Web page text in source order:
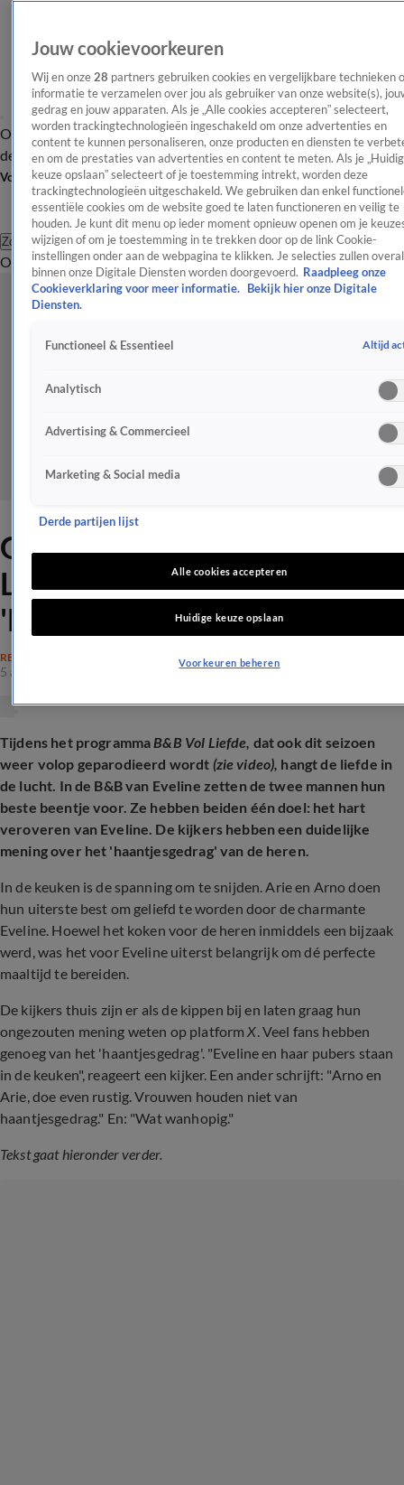
OverzichtAfleveringen Entertainment TV Algemeen
Tip
de redactieNieuwsbrief
Volg Shownieuws
Zoeken
OverzichtEntertainmentSpraakmakendRealityCrimeVideo's
Grote irritatie bij B&B Vol
Liefde-kijkers:
'Haantjesgedrag'
REALITY
5 aug 2025, 22:10
Tijdens het programmaB&B Vol Liefde, dat ook dit seizoen
weer volop geparodieerd wordt (zie video), hangt de liefde in
de lucht. In de B&B van Eveline zetten de twee mannen hun
beste beentje voor. Ze hebben beiden één doel: het hart
veroveren van Eveline. De kijkers hebben een duidelijke
mening over het 'haantjesgedrag' van de heren.
In de keuken is de spanning om te snijden. Arie en Arno doen
hun uiterste best om geliefd te worden door de charmante
Eveline. Hoewel het koken voor de heren inmiddels een bijzaak
werd, was het voor Eveline uiterst belangrijk om dé perfecte
maaltijd te bereiden.
De kijkers thuis zijn er als de kippen bij en laten graag hun
ongezouten mening weten op platformX. Veel fans hebben
genoeg van het 'haantjesgedrag'. "Eveline en haar pubers staan
in de keuken", reageert een kijker. Een ander schrijft: "Arno en
Arie, doe even rustig. Vrouwen houden niet van
haantjesgedrag." En: "Wat wanhopig."
Tekst gaat hieronder verder.
Jouw cookievoorkeuren
Wij en onze 28 partners gebruiken cookies en vergelijkbare technieken
informatie te verzamelen over jou als gebruiker van onze website(s),
gedrag en jouw apparaten. Als je „Alle cookies accepteren” selecteert,
worden trackingtechnologieën ingeschakeld om onze advertenties en
content te kunnen personaliseren, onze producten en diensten te
en om de prestaties van advertenties en content te meten. Als je
keuze opslaan” selecteert of je toestemming intrekt, worden deze
trackingtechnologieën uitgeschakeld. We gebruiken dan enkel
essentiële cookies om de website goed te laten functioneren en veilig te
houden. Je kunt dit menu op ieder moment opnieuw openen om je
wijzigen of om je toestemming in te trekken door op de link Cookie-
instellingen onder aan de webpagina te klikken. Je selecties zullen overal
binnen onze Digitale Diensten worden doorgevoerd. Raadpleeg onze
Cookieverklaring voor meer informatie.
Bekijk hier onze Digitale
Diensten.
Functioneel & Essentieel Altijd
Analytisch
Advertising & Commercieel
Marketing & Social media
Derde partijen lijst
Alle cookies accepteren
Huidige keuze opslaan
Voorkeuren beheren